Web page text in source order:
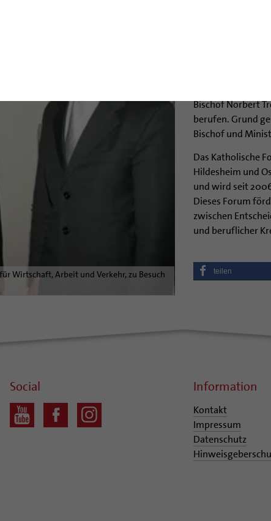
Wirtschaft, Arbeit und Verkehr, zu Besuch
neuer
Hintergrund des
zwei neue
Mitglied im
Bischof Norbert
berufen. Grund
Bischof und
Das Katholische
Hildesheim und
und wird seit
Dieses Forum
zwischen
und beruflicher
teilen
Social Information
Kontakt
Impressum
Datenschutz